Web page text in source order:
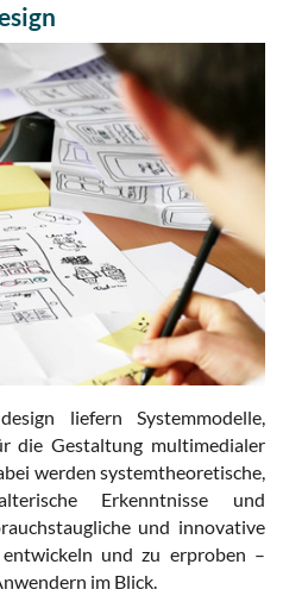
liefern Systemmodelle,
die Gestaltung multimedialer
werden systemtheoretische,
Erkenntnisse und
und innovative
und zu erproben –
im Blick.